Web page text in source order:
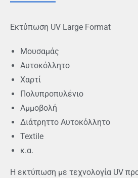
Εκτύπωση UV Large Format
Μουσαμάς
Αυτοκόλλητο
Χαρτί
Πολυπροπυλένιο
Αμμοβολή
Διάτρηττο Αυτοκόλλητο
Textile
κ.α.
Η εκτύπωση με τεχνολογία UV